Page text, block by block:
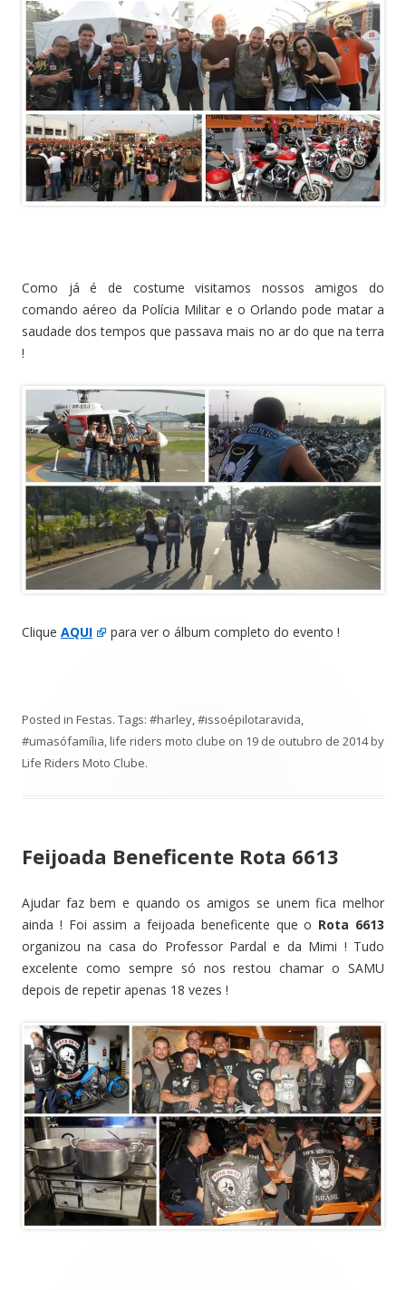
Como já é de costume visitamos nossos amigos do
comando aéreo da Polícia Militar e o Orlando pode matar a
saudade dos tempos que passava mais no ar do que na terra
!
Clique AQUI para ver o álbum completo do evento !
Posted in Festas. Tags: #harley #issoépilotaravida
#umasófamília life riders moto clube on 19 de outubro de 2014by
Life Riders Moto Clube.
Feijoada Beneficente Rota 6613
Ajudar faz bem e quando os amigos se unem fica melhor
ainda ! Foi assim a feijoada beneficente que o Rota 6613
organizou na casa do Professor Pardal e da Mimi ! Tudo
excelente como sempre só nos restou chamar o SAMU
depois de repetir apenas 18 vezes !